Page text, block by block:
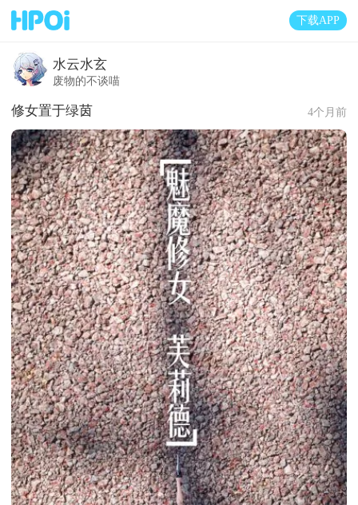
下载APP
水云水玄
废物的不谈喵
修女置于绿茵 4个月前